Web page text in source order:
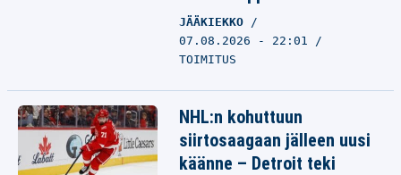
JÄÄKIEKKO
07.08.2026 - 22:01
TOIMITUS
NHL:n kohuttuun
siirtosaagaan jälleen uusi
käänne – Detroit teki